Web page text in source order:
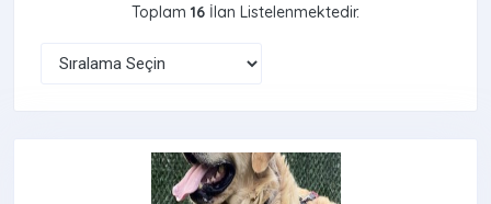
Toplam 16 İlan Listelenmektedir.